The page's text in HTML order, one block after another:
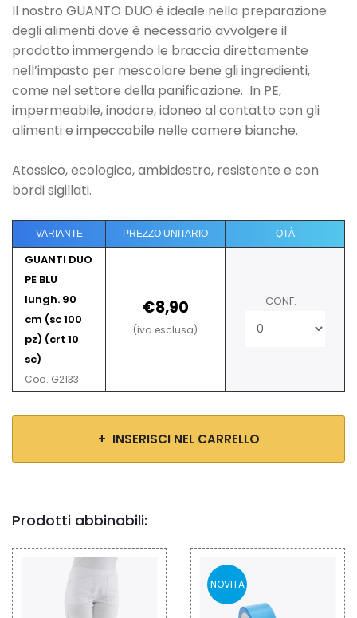
Il nostro GUANTO DUO è ideale nella preparazione
degli alimenti dove è necessario avvolgere il
prodotto immergendo le braccia direttamente
nell’impasto per mescolare bene gli ingredienti,
come nel settore della panificazione. In PE,
impermeabile, inodore, idoneo al contatto con gli
alimenti e impeccabile nelle camere bianche.
Atossico, ecologico, ambidestro, resistente e con
bordi sigillati.
VARIANTE PREZZO UNITARIO QTÀ
GUANTI DUO
PE BLU
lungh. 90
cm (sc 100
pz) (crt 10
sc)
Cod. G2133
€8,90
(iva esclusa)
CONF.
+ INSERISCI NEL CARRELLO
Prodotti abbinabili:
NOVITA